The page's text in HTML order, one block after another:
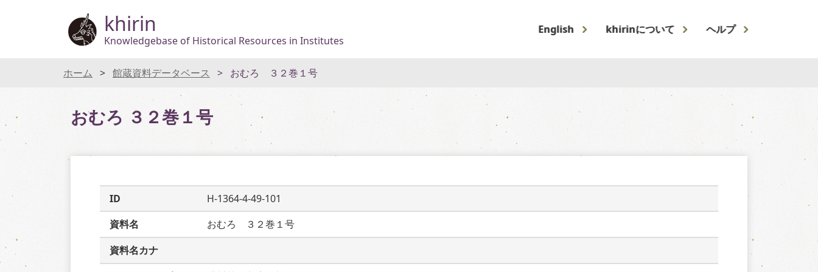
khirin
Knowledgebase of Historical Resources in Institutes
English khirinについて ヘルプ
ホーム 館蔵資料データベース おむろ ３２巻１号
おむろ ３２巻１号
ID
H-1364-4-49-101
資料名
おむろ　３２巻１号
資料名カナ